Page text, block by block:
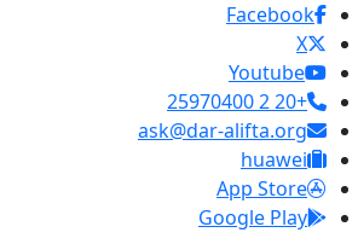
Facebook
X
Youtube
+20 2 25970400
ask@dar-alifta.org
huawei
App Store
Google Play